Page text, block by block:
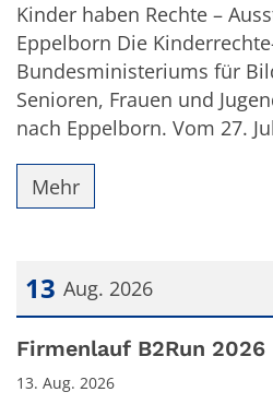
Kinder haben Rechte –
Eppelborn Die
Bundesministeriums für
Senioren, Frauen und
nach Eppelborn. Vom 27.
Mehr
13 Aug. 2026
Datum: 13. August 2026
Firmenlauf B2Run 2026
13. Aug. 2026